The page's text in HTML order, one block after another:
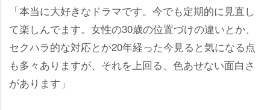
「本当に大好きなドラマです。今でも定期的に見直し
て楽しんでます。女性の30歳の位置づけの違いとか、
セクハラ的な対応とか20年経った今見ると気になる点
も多々ありますが、それを上回る、色あせない面白さ
があります」